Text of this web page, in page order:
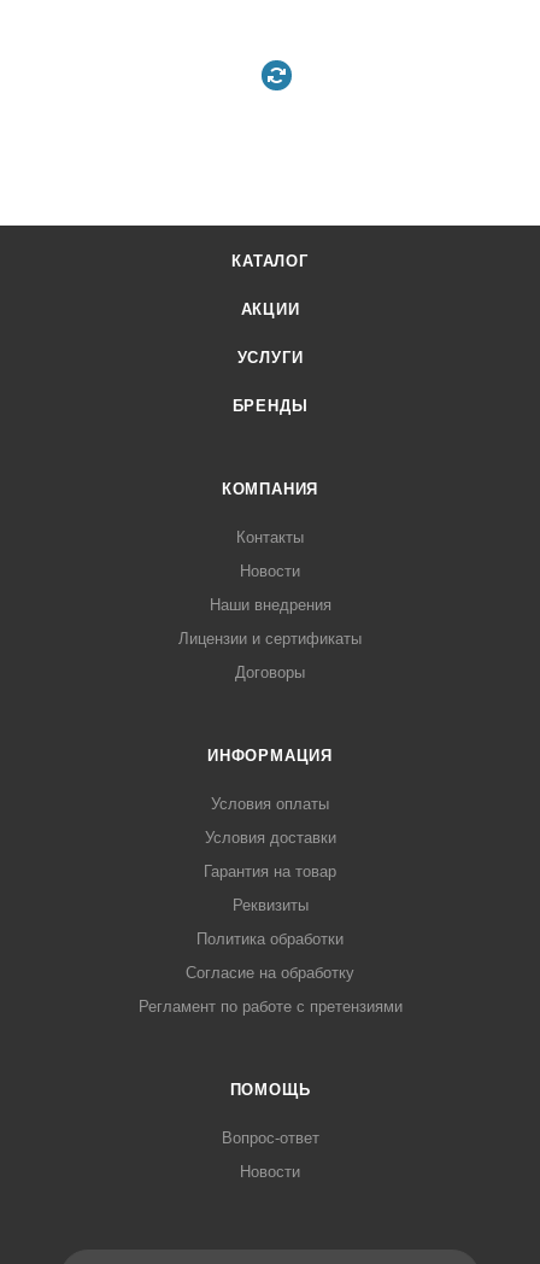
КАТАЛОГ
АКЦИИ
УСЛУГИ
БРЕНДЫ
КОМПАНИЯ
Контакты
Новости
Наши внедрения
Лицензии и сертификаты
Договоры
ИНФОРМАЦИЯ
Условия оплаты
Условия доставки
Гарантия на товар
Реквизиты
Политика обработки
Согласие на обработку
Регламент по работе с претензиями
ПОМОЩЬ
Вопрос-ответ
Новости